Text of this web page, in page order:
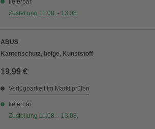
lieferbar
Zustellung 11.08. - 13.08.
ABUS
Kantenschutz, beige, Kunststoff
19,99 €
Verfügbarkeit im Markt prüfen
lieferbar
Zustellung 11.08. - 13.08.